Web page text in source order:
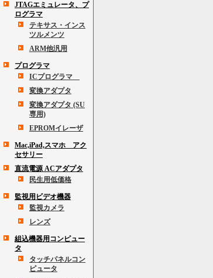
JTAGエミュレータ、プ
ログラマ
テキサス・インス
ツルメンツ
ARM他汎用
プログラマ
ICプログラマ
変換アダプタ
変換アダプタ (SU
専用)
EPROMイレーザ
Mac,iPad,スマホ アク
セサリー
直流電源 ACアダプタ
民生用低価格
監視用ビデオ機器
監視カメラ
レンズ
組込機器用コンピュー
タ
タッチパネルコン
ピュータ